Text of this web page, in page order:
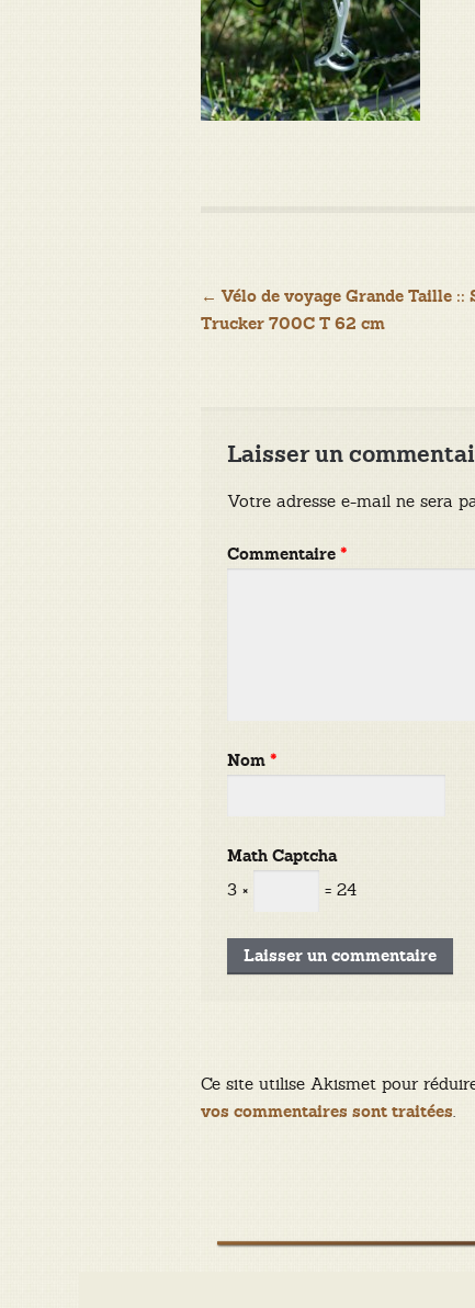
Navigation
← Vélo de voyage Grande Taille
Trucker 700C T 62 cm
Laisser un
Votre adresse e-mail ne sera
Commentaire*
Nom*
Math Captcha
3 ×
= 24
Ce site utilise Akismet pour
vos commentaires sont traitées.